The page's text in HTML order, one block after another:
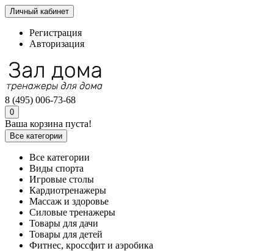
Личный кабинет
Регистрация
Авторизация
8 (495) 006-73-68
0
Ваша корзина пуста!
Все категории
Все категории
Виды спорта
Игровые столы
Кардиотренажеры
Массаж и здоровье
Силовые тренажеры
Товары для дачи
Товары для детей
Фитнес, кроссфит и аэробика